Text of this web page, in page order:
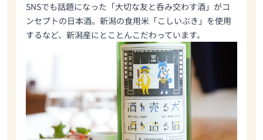
SNSでも話題になった「大切な友と呑み交わす酒」がコ
ンセプトの日本酒。新潟の食用米「こしいぶき」を使用
するなど、新潟産にとことんこだわっています。